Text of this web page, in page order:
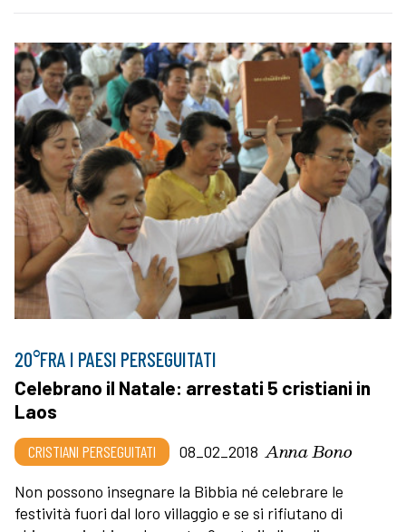
20°FRA I PAESI PERSEGUITATI
Celebrano il Natale: arrestati 5 cristiani in
Laos
CRISTIANI PERSEGUITATI 08_02_2018 Anna Bono
Non possono insegnare la Bibbia né celebrare le
festività fuori dal loro villaggio e se si rifiutano di